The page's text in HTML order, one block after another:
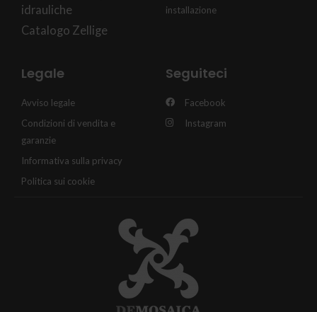
idrauliche
Catalogo Zellige
installazione
Legale
Avviso legale
Condizioni di vendita e
garanzie
Informativa sulla privacy
Politica sui cookie
Seguiteci
Facebook
Instagram